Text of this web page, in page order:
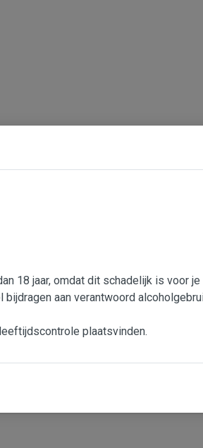
18 jaar, omdat dit schadelijk is voor
aan verantwoord
plaatsvinden.